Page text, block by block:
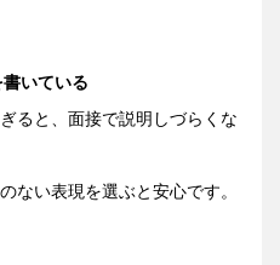
いている
ると、面接で説明しづらくな
ない表現を選ぶと安心です。